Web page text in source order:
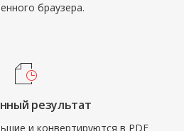
браузера.
результат
и конвертируются в PDF